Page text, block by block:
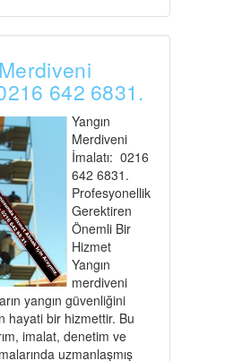
642 6831.
Yangın
Merdiveni
İmalatı: 0216
642 6831.
Profesyonellik
Gerektiren
Önemli Bir
Hizmet
Yangın
merdiveni
yangın güvenliğini
hayati bir hizmettir. Bu
imalat, denetim ve
uzmanlaşmış